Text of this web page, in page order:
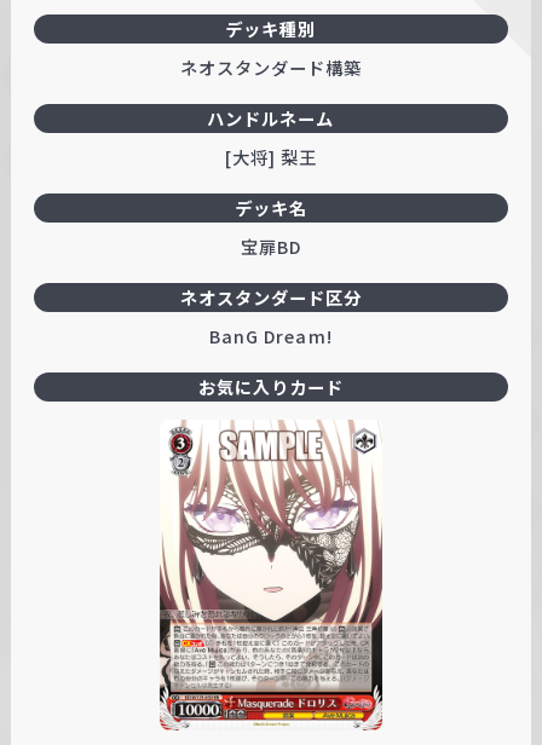
ハンドルネーム
[大将] 梨王
デッキ名
宝扉BD
デッキ種別
ネオスタンダード構築
ネオスタンダード区分
BanG Dream!
お気に入りカード